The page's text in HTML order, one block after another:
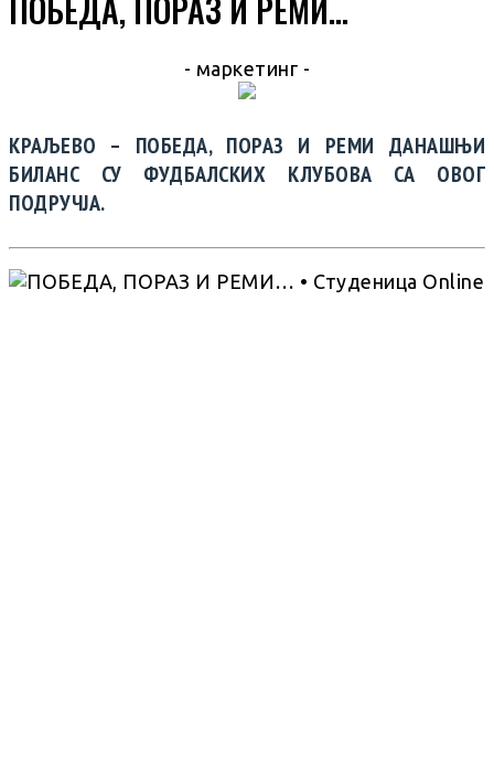
- маркетинг -
КРАЉЕВО – ПОБЕДА, ПОРАЗ И РЕМИ ДАНАШЊИ
БИЛАНС СУ ФУДБАЛСКИХ КЛУБОВА СА ОВОГ
ПОДРУЧЈА.